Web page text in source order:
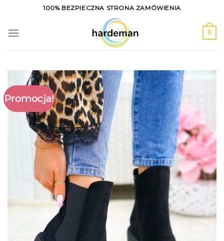
content
100% BEZPIECZNA STRONA ZAMÓWIENIA
0
Promocja!